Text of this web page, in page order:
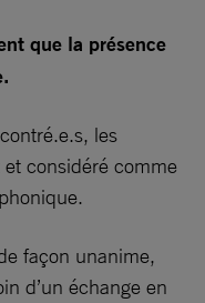
que la présence
les
considéré comme
façon unanime,
d’un échange en